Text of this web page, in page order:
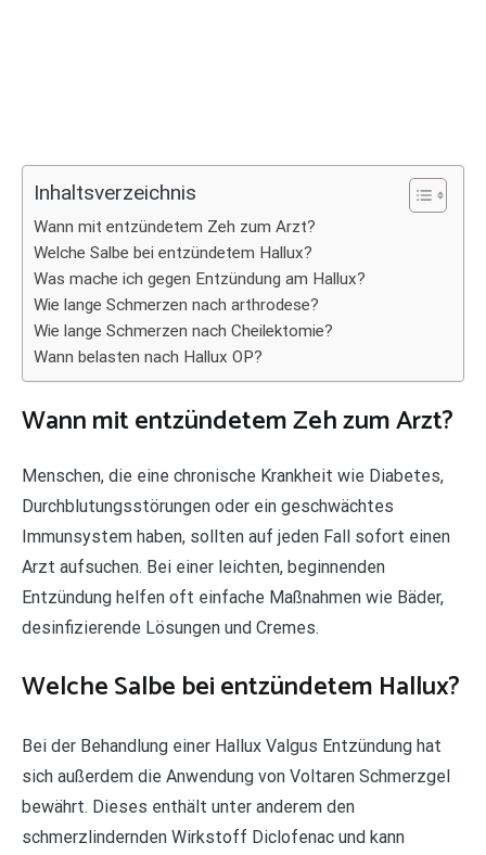
Inhaltsverzeichnis
Wann mit entzündetem Zeh zum Arzt?
Welche Salbe bei entzündetem Hallux?
Was mache ich gegen Entzündung am Hallux?
Wie lange Schmerzen nach arthrodese?
Wie lange Schmerzen nach Cheilektomie?
Wann belasten nach Hallux OP?
Wann mit entzündetem Zeh zum Arzt?
Menschen, die eine chronische Krankheit wie Diabetes,
Durchblutungsstörungen oder ein geschwächtes
Immunsystem haben, sollten auf jeden Fall sofort einen
Arzt aufsuchen. Bei einer leichten, beginnenden
Entzündung helfen oft einfache Maßnahmen wie Bäder,
desinfizierende Lösungen und Cremes.
Welche Salbe bei entzündetem Hallux?
Bei der Behandlung einer Hallux Valgus Entzündung hat
sich außerdem die Anwendung von Voltaren Schmerzgel
bewährt. Dieses enthält unter anderem den
schmerzlindernden Wirkstoff Diclofenac und kann